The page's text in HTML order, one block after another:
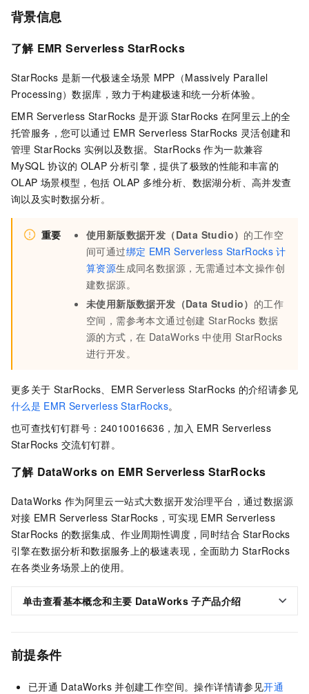
背景信息
了解 EMR Serverless StarRocks
StarRocks 是新一代极速全场景 MPP（Massively Parallel
Processing）数据库，致力于构建极速和统一分析体验。
EMR Serverless StarRocks 是开源 StarRocks 在阿里云上的全
托管服务，您可以通过 EMR Serverless StarRocks 灵活创建和
管理 StarRocks 实例以及数据。StarRocks 作为一款兼容
MySQL 协议的 OLAP 分析引擎，提供了极致的性能和丰富的
OLAP 场景模型，包括 OLAP 多维分析、数据湖分析、高并发查
询以及实时数据分析。
重要 使用新版数据开发（Data Studio） 的工作空
间可通过绑定 EMR Serverless StarRocks 计
算资源生成同名数据源，无需通过本文操作创
建数据源。
未使用新版数据开发（Data Studio） 的工作
空间，需参考本文通过创建 StarRocks 数据
源的方式，在 DataWorks 中使用 StarRocks
进行开发。
更多关于 StarRocks、EMR Serverless StarRocks 的介绍请参见
什么是 EMR Serverless StarRocks。
也可查找钉钉群号：24010016636，加入 EMR Serverless
StarRocks 交流钉钉群。
了解 DataWorks on EMR Serverless StarRocks
DataWorks 作为阿里云一站式大数据开发治理平台，通过数据源
对接 EMR Serverless StarRocks，可实现 EMR Serverless
StarRocks 的数据集成、作业周期性调度，同时结合 StarRocks
引擎在数据分析和数据服务上的极速表现，全面助力 StarRocks
在各类业务场景上的使用。
单击查看基本概念和主要 DataWorks 子产品介绍
前提条件
已开通 DataWorks 并创建工作空间。操作详情请参见开通